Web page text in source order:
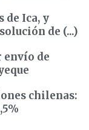
de Ica, y
de (...)
de
chilenas: